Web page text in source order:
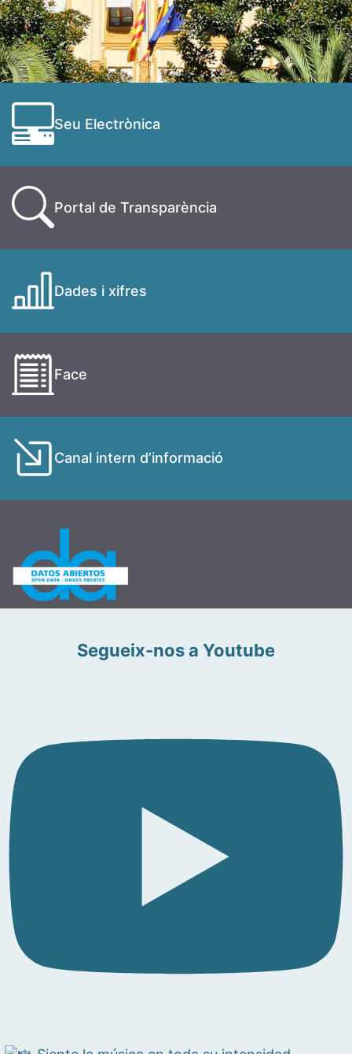
Seu Electrònica
Portal de Transparència
Dades i xifres
Face
Canal intern d’informació
Segueix-nos a Youtube